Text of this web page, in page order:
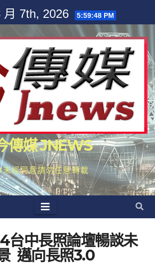
月 7th, 2026 5:59:49 PM
傳媒 JNEWS
未經同意請勿任意轉載
台中長照論壇暢談未
邁向長照3.0